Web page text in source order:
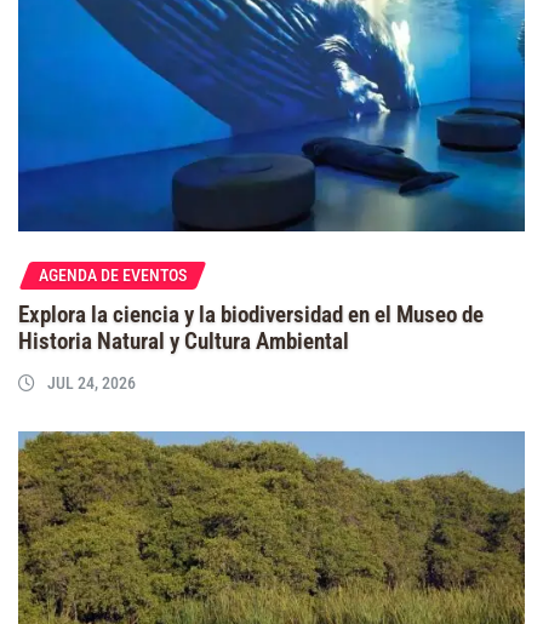
AGENDA DE EVENTOS
Explora la ciencia y la biodiversidad en el Museo de
Historia Natural y Cultura Ambiental
JUL 24, 2026